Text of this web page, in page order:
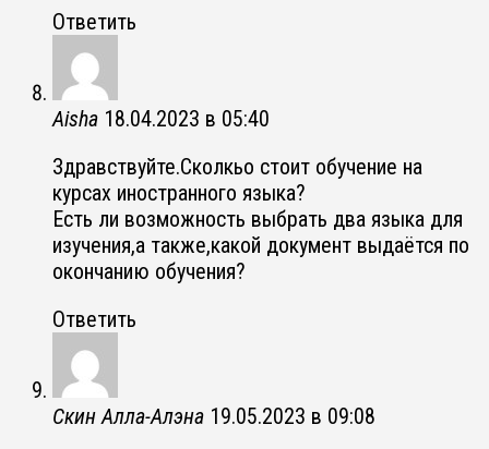
Ответить
Aisha 18.04.2023 в 05:40
Здравствуйте.Сколкьо стоит обучение на
курсах иностранного языка?
Есть ли возможность выбрать два языка для
изучения,а также,какой документ выдаётся по
окончанию обучения?
Ответить
Скин Алла-Алэна 19.05.2023 в 09:08